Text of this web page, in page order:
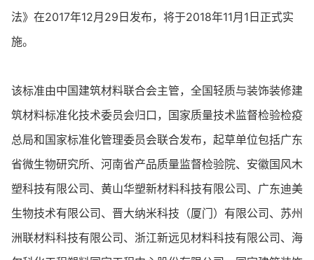
法》在2017年12月29日发布，将于2018年11月1日正式实
施。
该标准由中国建筑材料联合会主管，全国轻质与装饰装修建
筑材料标准化技术委员会归口，国家质量技术监督检验检疫
总局和国家标准化管理委员会联合发布，起草单位包括广东
省微生物研究所、河南省产品质量监督检验院、安徽国风木
塑科技有限公司、黄山华塑新材料科技有限公司、广东迪美
生物技术有限公司、晋大纳米科技（厦门）有限公司、苏州
洲联材料科技有限公司、浙江新远见材料科技有限公司、海